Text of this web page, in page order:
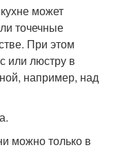
может
точечные
При этом
или люстру в
например, над
можно только в